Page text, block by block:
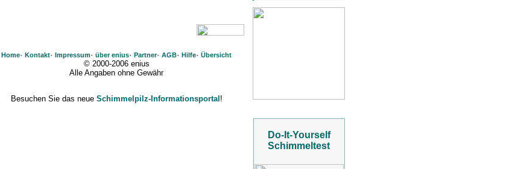
Home· Kontakt· Impressum· über enius· Partner· AGB· Hilfe· Übersicht
© 2000-2006 enius
Alle Angaben ohne Gewähr
Besuchen Sie das neue Schimmelpilz-Informationsportal !
Do-It-Yourself
Schimmeltest